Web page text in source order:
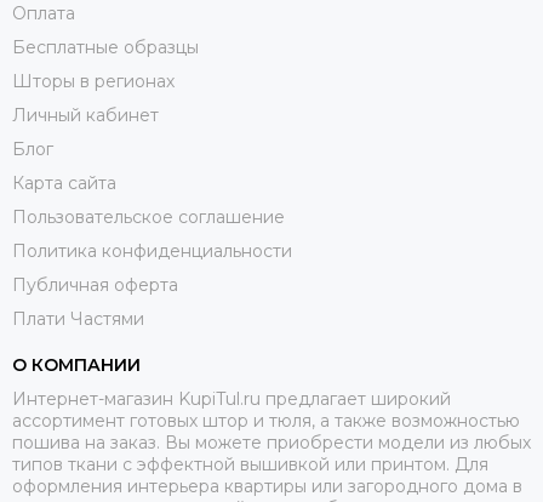
Оплата
Бесплатные образцы
Шторы в регионах
Личный кабинет
Блог
Карта сайта
Пользовательское соглашение
Политика конфиденциальности
Публичная оферта
Плати Частями
О КОМПАНИИ
Интернет-магазин KupiTul.ru предлагает широкий
ассортимент готовых штор и тюля, а также возможностью
пошива на заказ. Вы можете приобрести модели из любых
типов ткани с эффектной вышивкой или принтом. Для
оформления интерьера квартиры или загородного дома в